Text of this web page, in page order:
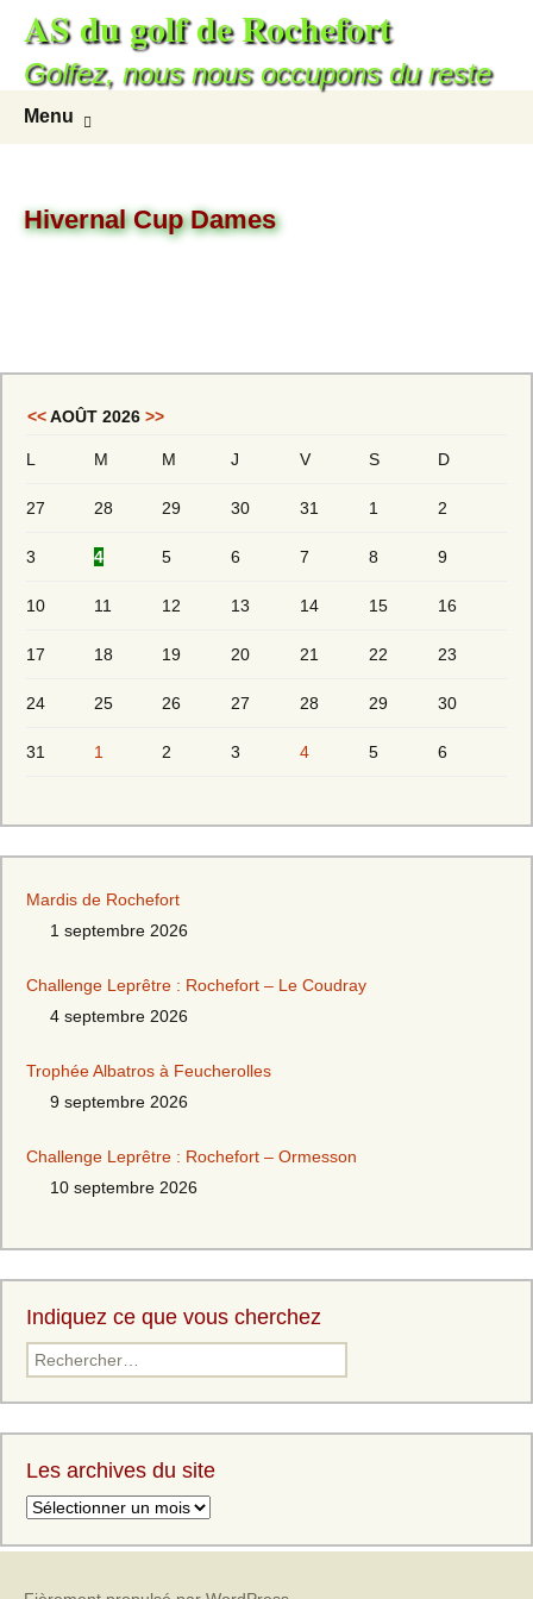
contenu
AS du golf de Rochefort
Golfez, nous nous occupons du reste
Menu
Hivernal Cup Dames
<<AOÛT 2026 >>
L M M J V S D
27 28 29 30 31 1 2
3 4 5 6 7 8 9
10 11 12 13 14 15 16
17 18 19 20 21 22 23
24 25 26 27 28 29 30
31 1 2 3 4 5 6
Mardis de Rochefort
1 septembre 2026
Challenge Leprêtre : Rochefort – Le Coudray
4 septembre 2026
Trophée Albatros à Feucherolles
9 septembre 2026
Challenge Leprêtre : Rochefort – Ormesson
10 septembre 2026
Indiquez ce que vous cherchez
Rechercher :
Les archives du site
Les
du